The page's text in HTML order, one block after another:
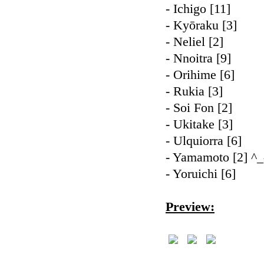
- Ichigo [11]
- Kyōraku [3]
- Neliel [2]
- Nnoitra [9]
- Orihime [6]
- Rukia [3]
- Soi Fon [2]
- Ukitake [3]
- Ulquiorra [6]
- Yamamoto [2]
- Yoruichi [6]
Preview: